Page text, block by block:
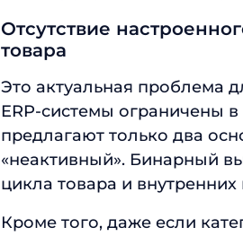
Отсутствие
товара
Это актуальная проблема
ERP-системы ограничены
предлагают только два
«неактивный». Бинарный
цикла товара и
Кроме того, даже если